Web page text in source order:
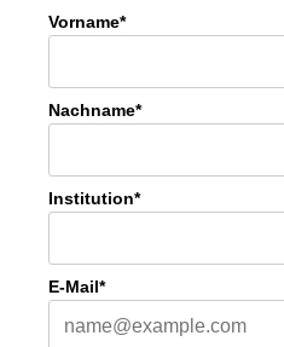
Vorname*
Nachname*
Institution*
E-Mail*